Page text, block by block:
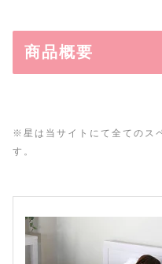
商品概要
※星は当サイトにて全てのス
す。